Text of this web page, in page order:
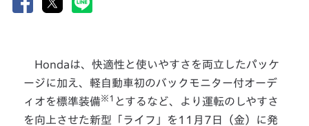
Hondaは、快適性と使いやすさを両立したパッケ
ージに加え、軽自動車初のバックモニター付オーデ
ィオを標準装備※1 とするなど、より運転のしやすさ
を向上させた新型「ライフ」を11月7日（金）に発